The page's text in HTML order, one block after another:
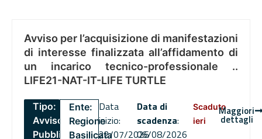
Avviso per l’acquisizione di manifestazioni
di interesse finalizzata all’affidamento di
un incarico tecnico-professionale ..
LIFE21-NAT-IT-LIFE TURTLE
Tipo:
Avviso
Pubblico
Ente:
Regione
Basilicata
Data
inizio:
22/07/2026
Data di
scadenza:
06/08/2026
Scaduto
ieri
Maggiori
dettagli